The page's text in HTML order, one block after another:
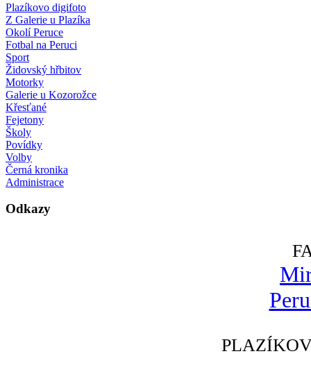
Plazíkovo digifoto
Z Galerie u Plazíka
Okolí Peruce
Fotbal na Peruci
Sport
Židovský hřbitov
Motorky
Galerie u Kozorožce
Křesťané
Fejetony
Školy
Povídky
Volby
Černá kronika
Administrace
Odkazy